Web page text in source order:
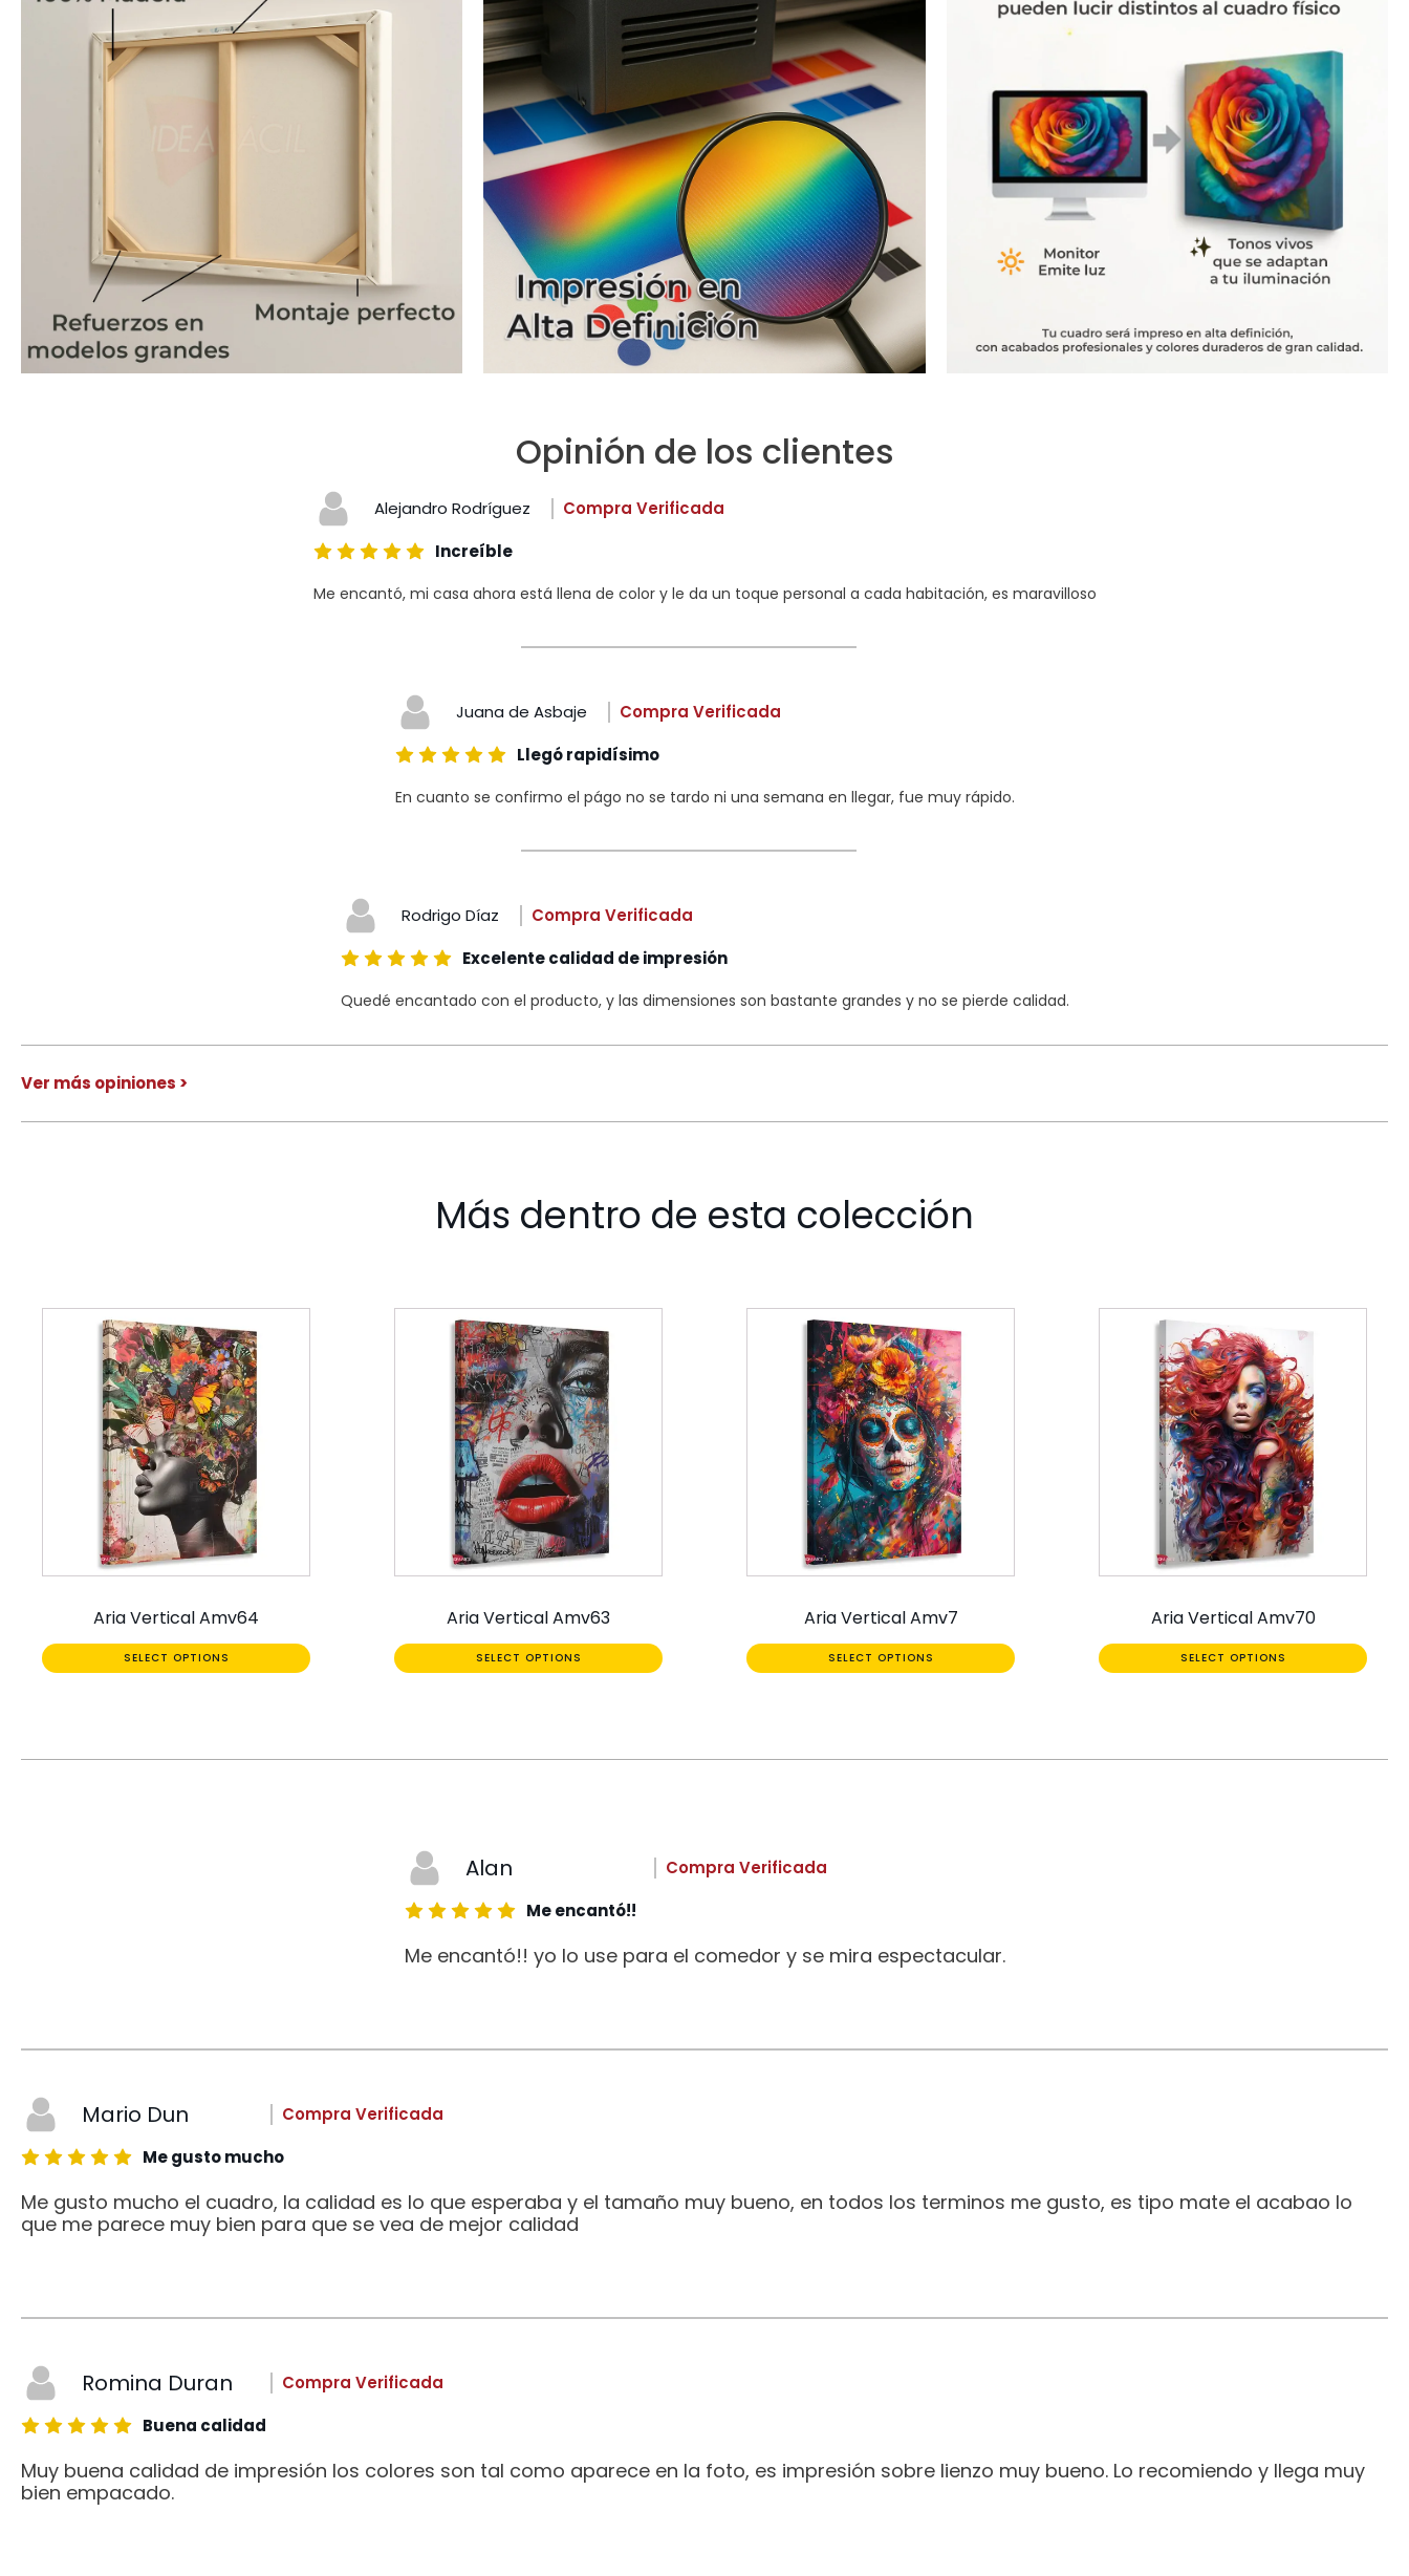
Opinión de los clientes
Alejandro Rodríguez
Compra Verificada
Increíble
Me encantó, mi casa ahora está llena de color y le da un toque personal a cada habitación, es maravilloso
Juana de Asbaje
Compra Verificada
Llegó rapidísimo
En cuanto se confirmo el págo no se tardo ni una semana en llegar, fue muy rápido.
Rodrigo Díaz
Compra Verificada
Excelente calidad de impresión
Quedé encantado con el producto, y las dimensiones son bastante grandes y no se pierde calidad.
Ver más opiniones >
Más dentro de esta colección
Aria Vertical Amv64
SELECT OPTIONS
Aria Vertical Amv63
SELECT OPTIONS
Aria Vertical Amv7
SELECT OPTIONS
Aria Vertical Amv70
SELECT OPTIONS
Alan
Compra Verificada
Me encantó!!
Me encantó!! yo lo use para el comedor y se mira espectacular.
Mario Dun
Compra Verificada
Me gusto mucho
Me gusto mucho el cuadro, la calidad es lo que esperaba y el tamaño muy bueno, en todos los terminos me gusto, es tipo mate el acabao lo
que me parece muy bien para que se vea de mejor calidad
Romina Duran
Compra Verificada
Buena calidad
Muy buena calidad de impresión los colores son tal como aparece en la foto, es impresión sobre lienzo muy bueno. Lo recomiendo y llega muy
bien empacado.